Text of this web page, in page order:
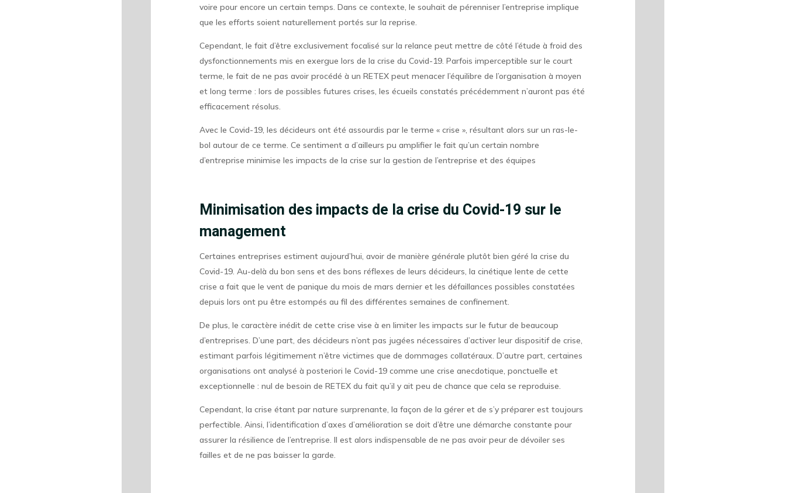
voire pour encore un certain temps. Dans ce contexte, le souhait de pérenniser l’entreprise implique
que les efforts soient naturellement portés sur la reprise.
Cependant, le fait d’être exclusivement focalisé sur la relance peut mettre de côté l’étude à froid des
dysfonctionnements mis en exergue lors de la crise du Covid-19. Parfois imperceptible sur le court
terme, le fait de ne pas avoir procédé à un RETEX peut menacer l’équilibre de l’organisation à moyen
et long terme : lors de possibles futures crises, les écueils constatés précédemment n’auront pas été
efficacement résolus.
Avec le Covid-19, les décideurs ont été assourdis par le terme « crise », résultant alors sur un ras-le-
bol autour de ce terme. Ce sentiment a d’ailleurs pu amplifier le fait qu’un certain nombre
d’entreprise minimise les impacts de la crise sur la gestion de l’entreprise et des équipes
Minimisation des impacts de la crise du Covid-19 sur le
management
Certaines entreprises estiment aujourd’hui, avoir de manière générale plutôt bien géré la crise du
Covid-19. Au-delà du bon sens et des bons réflexes de leurs décideurs, la cinétique lente de cette
crise a fait que le vent de panique du mois de mars dernier et les défaillances possibles constatées
depuis lors ont pu être estompés au fil des différentes semaines de confinement.
De plus, le caractère inédit de cette crise vise à en limiter les impacts sur le futur de beaucoup
d’entreprises. D’une part, des décideurs n’ont pas jugées nécessaires d’activer leur dispositif de crise,
estimant parfois légitimement n’être victimes que de dommages collatéraux. D’autre part, certaines
organisations ont analysé à posteriori le Covid-19 comme une crise anecdotique, ponctuelle et
exceptionnelle : nul de besoin de RETEX du fait qu’il y ait peu de chance que cela se reproduise.
Cependant, la crise étant par nature surprenante, la façon de la gérer et de s’y préparer est toujours
perfectible. Ainsi, l’identification d’axes d’amélioration se doit d’être une démarche constante pour
assurer la résilience de l’entreprise. Il est alors indispensable de ne pas avoir peur de dévoiler ses
failles et de ne pas baisser la garde.